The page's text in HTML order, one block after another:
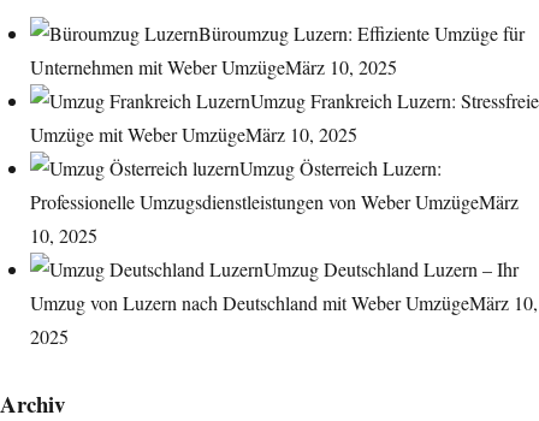
Büroumzug Luzern: Effiziente Umzüge für
Unternehmen mit Weber UmzügeMärz 10, 2025
Umzug Frankreich Luzern: Stressfreie
Umzüge mit Weber UmzügeMärz 10, 2025
Umzug Österreich Luzern:
Professionelle Umzugsdienstleistungen von Weber UmzügeMärz
10, 2025
Umzug Deutschland Luzern – Ihr
Umzug von Luzern nach Deutschland mit Weber UmzügeMärz 10,
2025
Archiv